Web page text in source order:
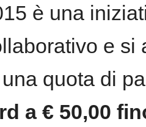
è una
e si
quota di
a € 50,00